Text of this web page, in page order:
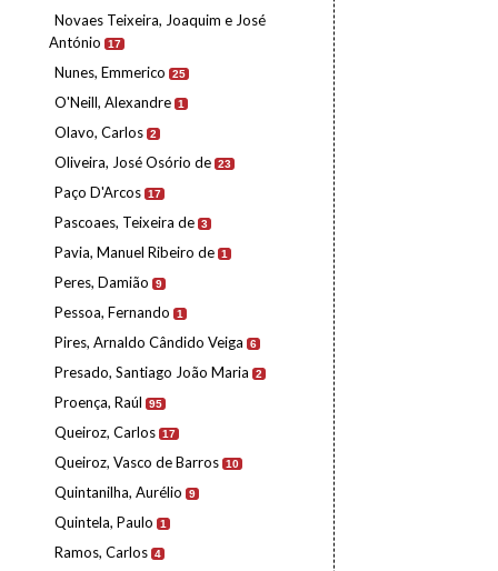
Novaes Teixeira, Joaquim e José
António
17
Nunes, Emmerico 25
O'Neill, Alexandre 1
Olavo, Carlos 2
Oliveira, José Osório de 23
Paço D'Arcos 17
Pascoaes, Teixeira de 3
Pavia, Manuel Ribeiro de 1
Peres, Damião 9
Pessoa, Fernando 1
Pires, Arnaldo Cândido Veiga 6
Presado, Santiago João Maria 2
Proença, Raúl 95
Queiroz, Carlos 17
Queiroz, Vasco de Barros 10
Quintanilha, Aurélio 9
Quintela, Paulo 1
Ramos, Carlos 4